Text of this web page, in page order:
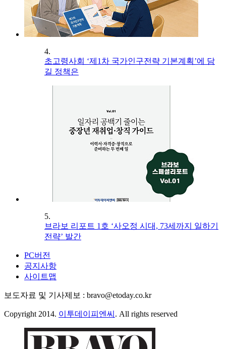
4.
초고령사회 ‘제1차 국가인구전략 기본계획’에 담
길 정책은
5.
브라보 리포트 1호 ‘사오정 시대, 73세까지 일하기
전략’ 발간
PC버전
공지사항
사이트맵
보도자료 및 기사제보 : bravo@etoday.co.kr
Copyright 2014. 이투데이피엔씨 . All rights reserved